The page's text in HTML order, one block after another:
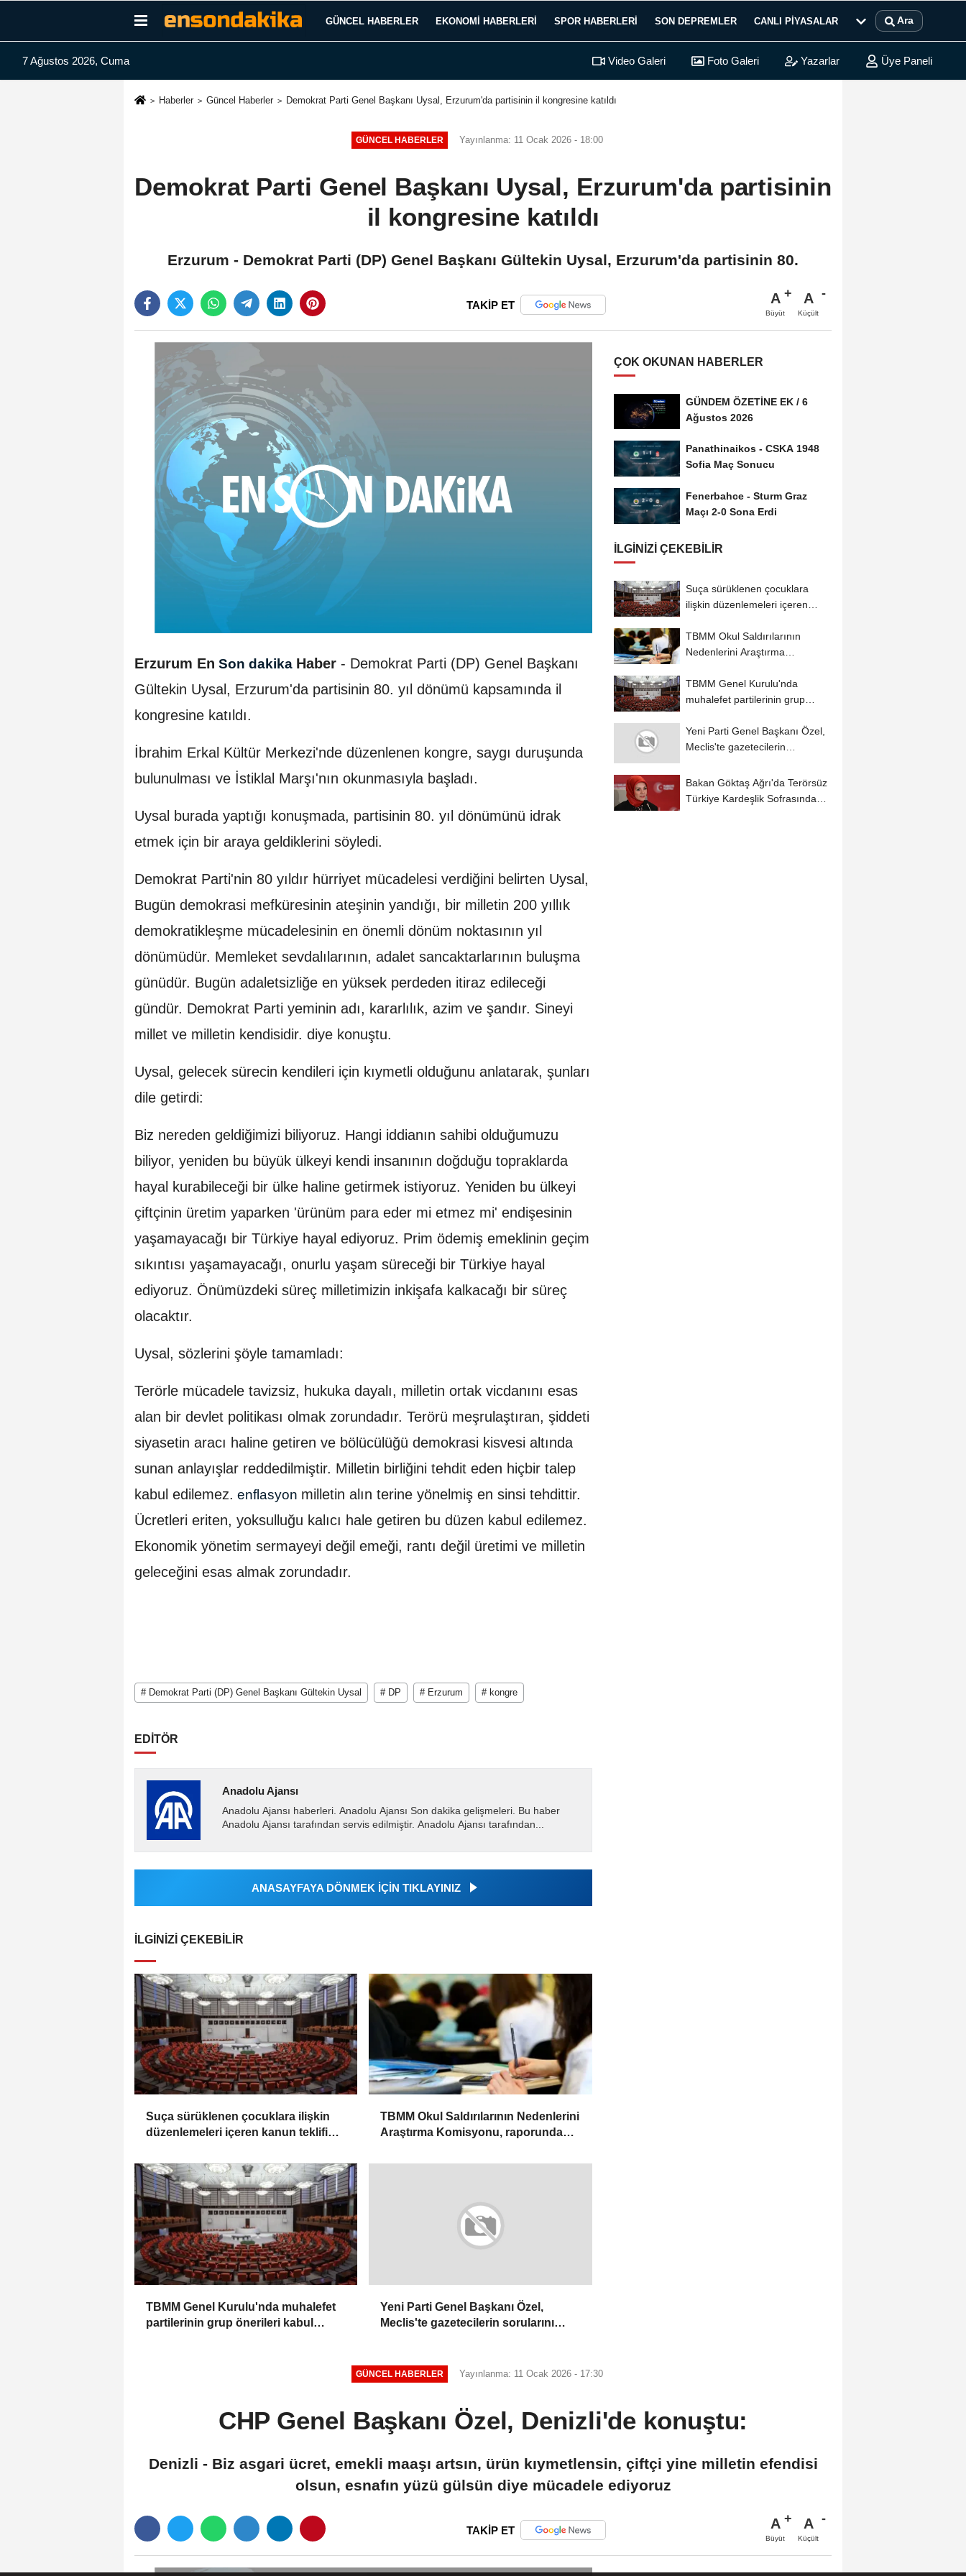
GÜNCEL HABERLER EKONOMI HABERLERI SPOR HABERLERI SON DEPREMLER CANLI PIYASALAR Ara
7 Ağustos 2026, Cuma Video Galeri Foto Galeri Yazarlar Üye Paneli
Haberler Güncel Haberler Demokrat Parti Genel Başkanı Uysal, Erzurum'da partisinin il kongresine katıldı
GÜNCEL HABERLER Yayınlanma: 11 Ocak 2026 - 18:00
Demokrat Parti Genel Başkanı Uysal, Erzurum'da partisinin
il kongresine katıldı
Erzurum - Demokrat Parti (DP) Genel Başkanı Gültekin Uysal, Erzurum'da partisinin 80.
TAKİP ET A
Büyüt
A
Küçült
Erzurum En Son dakika Haber - Demokrat Parti (DP) Genel Başkanı
Gültekin Uysal, Erzurum'da partisinin 80. yıl dönümü kapsamında il
kongresine katıldı.
İbrahim Erkal Kültür Merkezi'nde düzenlenen kongre, saygı duruşunda
bulunulması ve İstiklal Marşı'nın okunmasıyla başladı.
Uysal burada yaptığı konuşmada, partisinin 80. yıl dönümünü idrak
etmek için bir araya geldiklerini söyledi.
Demokrat Parti'nin 80 yıldır hürriyet mücadelesi verdiğini belirten Uysal,
Bugün demokrasi mefküresinin ateşinin yandığı, bir milletin 200 yıllık
demokratikleşme mücadelesinin en önemli dönüm noktasının yıl
dönümüdür. Memleket sevdalılarının, adalet sancaktarlarının buluşma
günüdür. Bugün adaletsizliğe en yüksek perdeden itiraz edileceği
gündür. Demokrat Parti yeminin adı, kararlılık, azim ve şandır. Sineyi
millet ve milletin kendisidir. diye konuştu.
Uysal, gelecek sürecin kendileri için kıymetli olduğunu anlatarak, şunları
dile getirdi:
Biz nereden geldiğimizi biliyoruz. Hangi iddianın sahibi olduğumuzu
biliyor, yeniden bu büyük ülkeyi kendi insanının doğduğu topraklarda
hayal kurabileceği bir ülke haline getirmek istiyoruz. Yeniden bu ülkeyi
çiftçinin üretim yaparken 'ürünüm para eder mi etmez mi' endişesinin
yaşamayacağı bir Türkiye hayal ediyoruz. Prim ödemiş emeklinin geçim
sıkıntısı yaşamayacağı, onurlu yaşam süreceği bir Türkiye hayal
ediyoruz. Önümüzdeki süreç milletimizin inkişafa kalkacağı bir süreç
olacaktır.
Uysal, sözlerini şöyle tamamladı:
Terörle mücadele tavizsiz, hukuka dayalı, milletin ortak vicdanını esas
alan bir devlet politikası olmak zorundadır. Terörü meşrulaştıran, şiddeti
siyasetin aracı haline getiren ve bölücülüğü demokrasi kisvesi altında
sunan anlayışlar reddedilmiştir. Milletin birliğini tehdit eden hiçbir talep
kabul edilemez. enflasyon milletin alın terine yönelmiş en sinsi tehdittir.
Ücretleri eriten, yoksulluğu kalıcı hale getiren bu düzen kabul edilemez.
Ekonomik yönetim sermayeyi değil emeği, rantı değil üretimi ve milletin
geleceğini esas almak zorundadır.
# Demokrat Parti (DP) Genel Başkanı Gültekin Uysal # DP # Erzurum # kongre
EDİTÖR
Anadolu Ajansı
Anadolu Ajansı haberleri. Anadolu Ajansı Son dakika gelişmeleri. Bu haber
Anadolu Ajansı tarafından servis edilmiştir. Anadolu Ajansı tarafından...
ANASAYFAYA DÖNMEK İÇİN TIKLAYINIZ
İLGINIZI ÇEKEBILIR
Suça sürüklenen çocuklara ilişkin
düzenlemeleri içeren kanun teklifi
TBMM Okul Saldırılarının Nedenlerini
Araştırma Komisyonu, raporunda
değerlendirdi
TBMM Genel Kurulu'nda muhalefet
partilerinin grup önerileri kabul
Yeni Parti Genel Başkanı Özel,
Meclis'te gazetecilerin sorularını
ÇOK OKUNAN HABERLER
GÜNDEM ÖZETİNE EK / 6
Ağustos 2026
Panathinaikos - CSKA 1948
Sofia Maç Sonucu
Fenerbahce - Sturm Graz
Maçı 2-0 Sona Erdi
İLGINIZI ÇEKEBILIR
Suça sürüklenen çocuklara
ilişkin düzenlemeleri içeren
TBMM Okul Saldırılarının
Nedenlerini Araştırma
TBMM Genel Kurulu'nda
muhalefet partilerinin grup
Yeni Parti Genel Başkanı Özel,
Meclis'te gazetecilerin
Bakan Göktaş Ağrı'da Terörsüz
Türkiye Kardeşlik Sofrasında
GÜNCEL HABERLER Yayınlanma: 11 Ocak 2026 - 17:30
CHP Genel Başkanı Özel, Denizli'de konuştu:
Denizli - Biz asgari ücret, emekli maaşı artsın, ürün kıymetlensin, çiftçi yine milletin efendisi
olsun, esnafın yüzü gülsün diye mücadele ediyoruz
TAKİP ET A
Büyüt
A
Küçült